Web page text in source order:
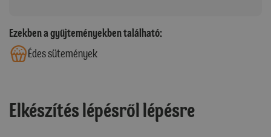
Ezekben a gyűjteményekben található:
Édes sütemények
Elkészítés lépésről lépésre